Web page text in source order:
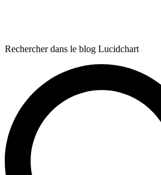
Rechercher dans le blog Lucidchart